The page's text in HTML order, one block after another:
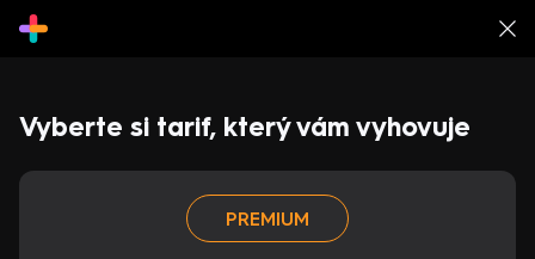
Vyberte si tarif, který vám vyhovuje
PREMIUM